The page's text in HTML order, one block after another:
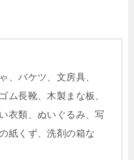
、バケツ、文房具、
ム長靴、木製まな板、
衣類、ぬいぐるみ、写
紙くず、洗剤の箱な